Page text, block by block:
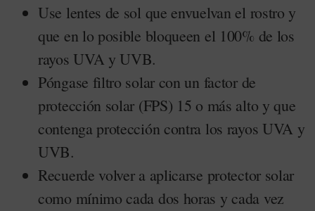
Use lentes de sol que envuelvan el rostro y
que en lo posible bloqueen el 100% de los
rayos UVA y UVB.
Póngase filtro solar con un factor de
protección solar (FPS) 15 o más alto y que
contenga protección contra los rayos UVA y
UVB.
Recuerde volver a aplicarse protector solar
como mínimo cada dos horas y cada vez